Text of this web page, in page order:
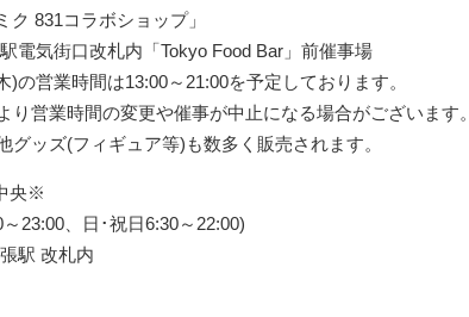
コラボショップ」
街口改札内「Tokyo Food Bar」前催事場
業時間は13:00～21:00を予定しております。
業時間の変更や催事が中止になる場合がございます。
ズ(フィギュア等)も数多く販売されます。
央※
、日･祝日6:30～22:00)
改札内